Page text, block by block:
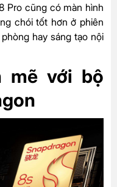
Pro cũng có màn hình
chói tốt hơn ở phiên
hay sáng tạo nội
mẽ với bộ